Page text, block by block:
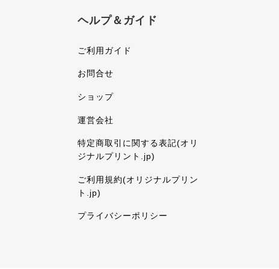
ヘルプ＆ガイド
ご利用ガイド
お問合せ
ショップ
運営会社
特定商取引に関する表記(オリ
ジナルプリント.jp)
ご利用規約(オリジナルプリン
ト.jp)
プライバシーポリシー